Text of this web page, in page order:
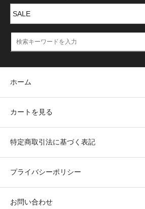
ホーム
カートを見る
特定商取引法に基づく表記
プライバシーポリシー
お問い合わせ